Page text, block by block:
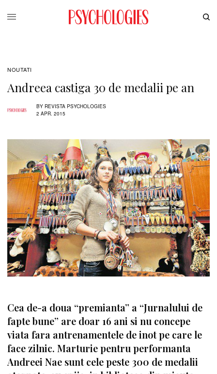
NOUTATI
Andreea castiga 30 de medalii pe an
BY REVISTA PSYCHOLOGIES
2 APR. 2015
Cea de-a doua “premianta” a “Jurnalului de
fapte bune” are doar 16 ani si nu concepe
viata fara antrenamentele de inot pe care le
face zilnic. Marturie pentru performanta
Andreei Nae sunt cele peste 300 de medalii